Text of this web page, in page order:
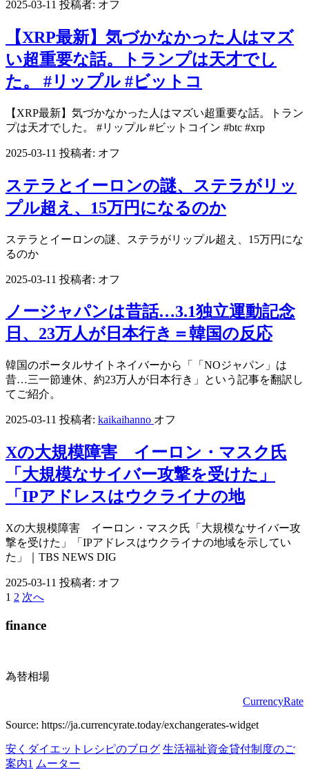
2025-03-11 投稿者: オフ
【XRP最新】気づかなかった人はマズ
い超重要な話。トランプは天才でし
た。 #リップル #ビットコ
【XRP最新】気づかなかった人はマズい超重要な話。トラン
プは天才でした。 #リップル #ビットコイン #btc #xrp
2025-03-11 投稿者: オフ
ステラとイーロンの謎、ステラがリッ
プル超え、15万円になるのか
ステラとイーロンの謎、ステラがリップル超え、15万円にな
るのか
2025-03-11 投稿者: オフ
ノージャパンは昔話…3.1独立運動記念
日、23万人が日本行き＝韓国の反応
韓国のポータルサイトネイバーから「「NOジャパン」は
昔…三一節連休、約23万人が日本行き」という記事を翻訳し
てご紹介。
2025-03-11 投稿者: kaikaihanno オフ
Xの大規模障害 イーロン・マスク氏
「大規模なサイバー攻撃を受けた」
「IPアドレスはウクライナの地
Xの大規模障害 イーロン・マスク氏「大規模なサイバー攻
撃を受けた」「IPアドレスはウクライナの地域を示してい
た」｜TBS NEWS DIG
2025-03-11 投稿者: オフ
投
稿
ペ
送
り
1 2 次へ
finance
為替相場
CurrencyRate
Source: https://ja.currencyrate.today/exchangerates-widget
安くダイエットレシピのブログ 生活福祉資金貸付制度のご
案内1 ムーター